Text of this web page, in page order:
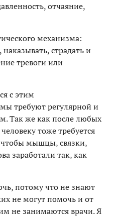
отчаяние,
механизма:
страдать и
тревоги или
с этим
требуют регулярной и
Так же как после любых
тоже требуется
чтобы мышцы, связки,
заработали так, как
потому что не знают
не могут помочь и от
не занимаются врачи. Я